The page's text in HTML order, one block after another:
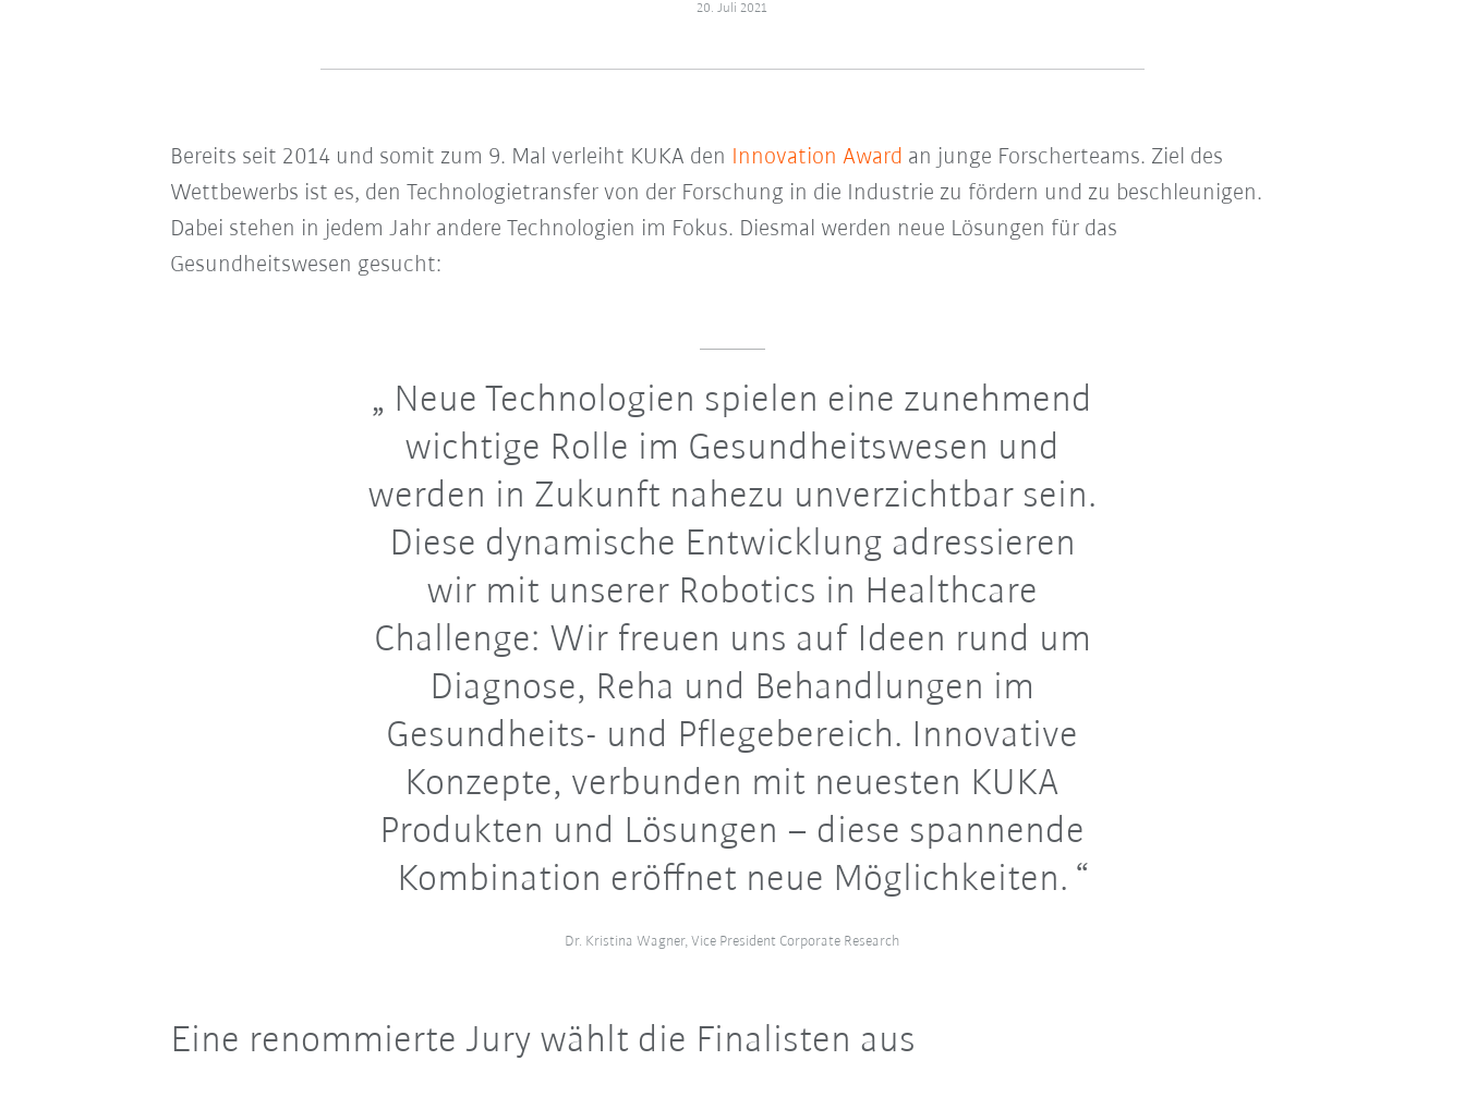
20. Juli 2021
Bereits seit 2014 und somit zum 9. Mal verleiht KUKA den Innovation Award an junge Forscherteams. Ziel des
Wettbewerbs ist es, den Technologietransfer von der Forschung in die Industrie zu fördern und zu beschleunigen.
Dabei stehen in jedem Jahr andere Technologien im Fokus. Diesmal werden neue Lösungen für das
Gesundheitswesen gesucht:
Neue Technologien spielen eine zunehmend
wichtige Rolle im Gesundheitswesen und
werden in Zukunft nahezu unverzichtbar sein.
Diese dynamische Entwicklung adressieren
wir mit unserer Robotics in Healthcare
Challenge: Wir freuen uns auf Ideen rund um
Diagnose, Reha und Behandlungen im
Gesundheits- und Pflegebereich. Innovative
Konzepte, verbunden mit neuesten KUKA
Produkten und Lösungen – diese spannende
Kombination eröffnet neue Möglichkeiten.
Dr. Kristina Wagner, Vice President Corporate Research
Eine renommierte Jury wählt die Finalisten aus